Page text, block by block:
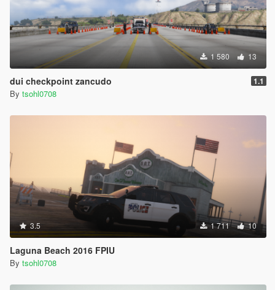
1 580 13
dui checkpoint zancudo 1.1
By tsohl0708
3.5 1 711 10
Laguna Beach 2016 FPIU
By tsohl0708